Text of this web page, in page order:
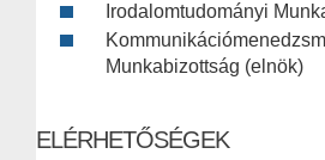
Irodalomtudományi
Munkabizottság (elnök)
ELÉRHETŐSÉGEK